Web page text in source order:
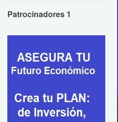
Patrocinadores 1